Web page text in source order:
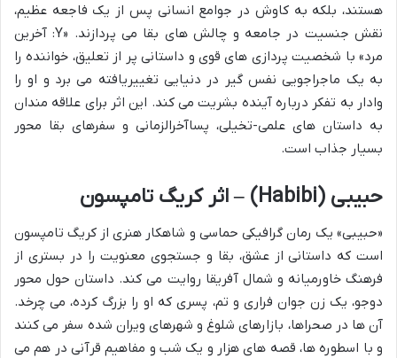
هستند، بلکه به کاوش در جوامع انسانی پس از یک فاجعه عظیم،
نقش جنسیت در جامعه و چالش های بقا می پردازند. «Y: آخرین
مرد» با شخصیت پردازی های قوی و داستانی پر از تعلیق، خواننده را
به یک ماجراجویی نفس گیر در دنیایی تغییریافته می برد و او را
وادار به تفکر درباره آینده بشریت می کند. این اثر برای علاقه مندان
به داستان های علمی-تخیلی، پساآخرالزمانی و سفرهای بقا محور
بسیار جذاب است.
حبیبی (Habibi) – اثر کریگ تامپسون
«حبیبی» یک رمان گرافیکی حماسی و شاهکار هنری از کریگ تامپسون
است که داستانی از عشق، بقا و جستجوی معنویت را در بستری از
فرهنگ خاورمیانه و شمال آفریقا روایت می کند. داستان حول محور
دوجو، یک زن جوان فراری و تم، پسری که او را بزرگ کرده، می چرخد.
آن ها در صحراها، بازارهای شلوغ و شهرهای ویران شده سفر می کنند
و با اسطوره ها، قصه های هزار و یک شب و مفاهیم قرآنی در هم می